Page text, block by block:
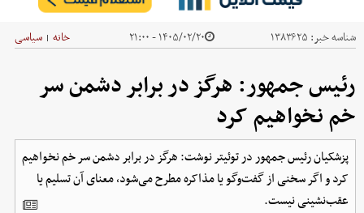
شناسه خبر: ۱۳۸۳۶۲۵ ۱۴۰۵/۰۲/۲۰ - ۲۱:۰۰ خانه | سیاسی
رئیس جمهور: هرگز در برابر دشمن سر
خم نخواهیم کرد
پزشکیان رئیس جمهور در توئیتر نوشت: هرگز در برابر دشمن سر خم نخواهیم
کرد و اگر سخنی از گفت‌وگو یا مذاکره مطرح می‌شود، معنای آن تسلیم یا
عقب‌نشینی نیست.